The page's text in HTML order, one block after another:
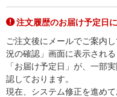
注文履歴のお届け予定日
ご注文後にメールでご案内
況の確認」画面に表示される
「お届け予定日」が、一部
認しております。
現在、システム修正を進めて